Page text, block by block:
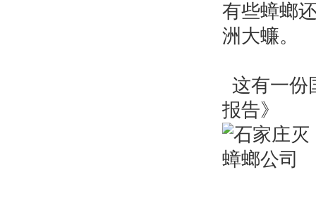
有些蟑螂
洲大蠊。
这有一份
报告》